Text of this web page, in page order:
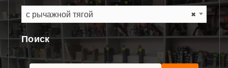
×
с рычажной тягой
Поиск